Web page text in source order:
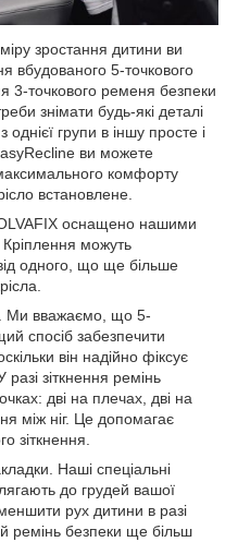
зростання дитини ви
вбудованого 5-точкового
3-точкового ременя безпеки
знімати будь-які деталі
однієї групи в іншу просте і
ви можете
комфорту
встановлене.
оснащено нашими
можуть
одного, що ще більше
Ми вважаємо, що 5-
спосіб забезпечити
він надійно фіксує
разі зіткнення ремінь
дві на плечах, дві на
між ніг. Це допомагає
зіткнення.
Наші спеціальні
до грудей вашої
рух дитини в разі
ремінь безпеки ще більш